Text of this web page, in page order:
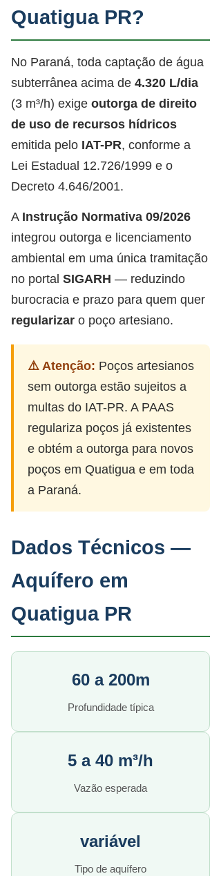
Quatigua PR?
No Paraná, toda captação de água
subterrânea acima de 4.320 L/dia
(3 m³/h) exige outorga de direito
de uso de recursos hídricos
emitida pelo IAT-PR, conforme a
Lei Estadual 12.726/1999 e o
Decreto 4.646/2001.
A Instrução Normativa 09/2026
integrou outorga e licenciamento
ambiental em uma única tramitação
no portal SIGARH — reduzindo
burocracia e prazo para quem quer
regularizar o poço artesiano.
⚠️ Atenção: Poços artesianos
sem outorga estão sujeitos a
multas do IAT-PR. A PAAS
regulariza poços já existentes
e obtém a outorga para novos
poços em Quatigua e em toda
a Paraná.
Dados Técnicos —
Aquífero em
Quatigua PR
60 a 200m
Profundidade típica
5 a 40 m³/h
Vazão esperada
variável
Tipo de aquífero